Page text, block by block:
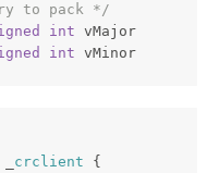
to pack */
int vMajor
int vMinor
crclient {